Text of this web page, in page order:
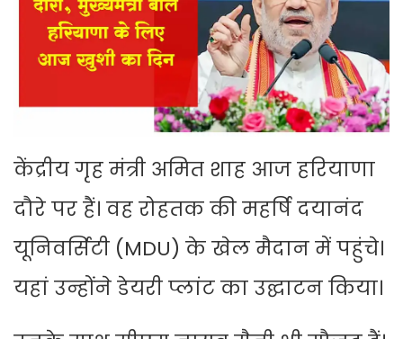
केंद्रीय गृह मंत्री अमित शाह आज हरियाणा
दौरे पर हैं। वह रोहतक की महर्षि दयानंद
यूनिवर्सिटी (MDU) के खेल मैदान में पहुंचे।
यहां उन्होंने डेयरी प्लांट का उद्घाटन किया।